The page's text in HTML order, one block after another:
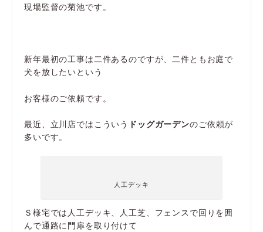
現場監督の菊池です。
新年最初の工事は二件あるのですが、二件ともお庭で
犬を放したいという
お客様のご依頼です。
最近、立川店ではこういう ドッグガーデンのご依頼が
多いです。
人工デッキ
Ｓ様宅では人工デッキ、人工芝、フェンスで回りを囲
んで通路に門扉を取り付けて